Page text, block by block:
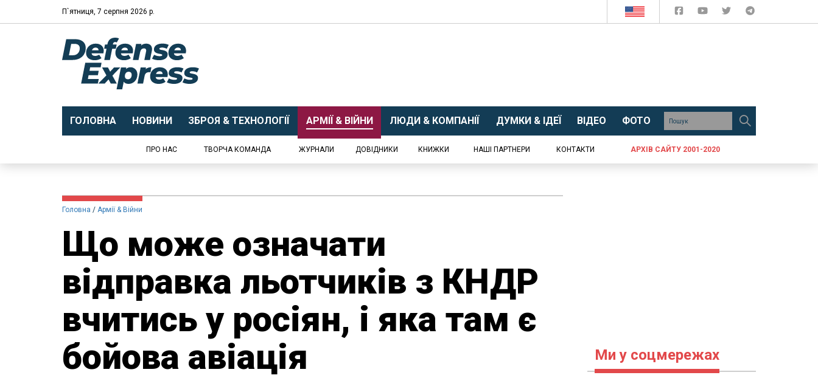
П`ятниця, 7 серпня 2026 р.
ГОЛОВНА НОВИНИ ЗБРОЯ & ТЕХНОЛОГІЇ АРМІЇ & ВІЙНИ ЛЮДИ & КОМПАНІЇ ДУМКИ & ІДЕЇ ВІДЕО ФОТО
ПРО НАС ТВОРЧА КОМАНДА ЖУРНАЛИ ДОВІДНИКИ КНИЖКИ НАШІ ПАРТНЕРИ КОНТАКТИ АРХІВ САЙТУ 2001-2020
Головна Армії & Війни
Що може означати
відправка льотчиків з КНДР
вчитись у росіян, і яка там є
бойова авіація
Ми у соцмережах